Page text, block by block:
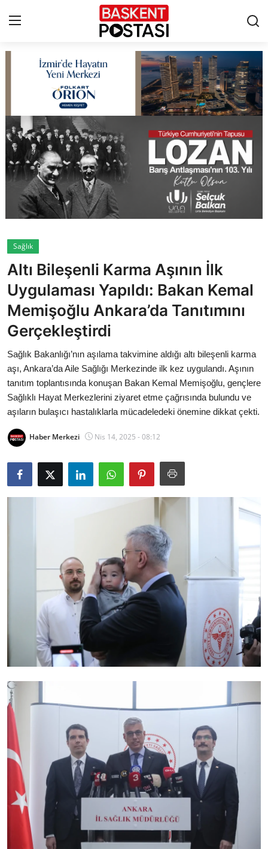
Çerez Politikası
Künye
Ankara
TBMM
Cumhurbaşkanlığı
Bakanlıklar
Siyasi Partiler
Mülki İdare
Toplum ve Yaşam
Sivil Toplum Kuruluşları
Kamu Kurumları ve Üst Kurullar
Resmi Reklamlar
Sağlık
Altı Bileşenli Karma Aşının İlk
Uygulaması Yapıldı: Bakan Kemal
Memişoğlu Ankara’da Tanıtımını
Gerçekleştirdi
Sağlık Bakanlığı’nın aşılama takvimine aldığı altı bileşenli karma
aşı, Ankara’da Aile Sağlığı Merkezinde ilk kez uygulandı. Aşının
tanıtım toplantısında konuşan Bakan Kemal Memişoğlu, gençlere
Sağlıklı Hayat Merkezlerini ziyaret etme çağrısında bulundu ve
aşıların bulaşıcı hastalıklarla mücadeledeki önemine dikkat çekti.
Haber Merkezi Nis 14, 2025 - 08:12